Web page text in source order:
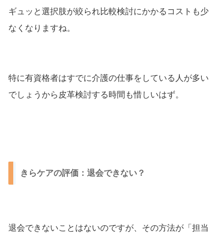
ギュッと選択肢が絞られ比較検討にかかるコストも少
なくなりますね。
特に有資格者はすでに介護の仕事をしている人が多い
でしょうから皮革検討する時間も惜しいはず。
きらケアの評価：退会できない？
退会できないことはないのですが、その方法が「担当